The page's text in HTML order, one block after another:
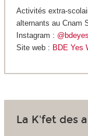
Activités extra-
alternants au Cnam
Instagram :
Site web : BDE Yes
La K'fet des